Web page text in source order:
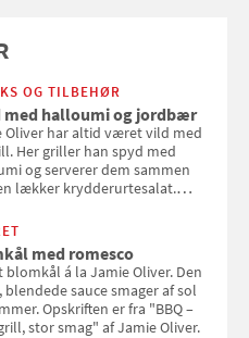
OG TILBEHØR
med halloumi og jordbær
Oliver har altid været vild med
Her griller han spyd med
og serverer dem sammen
lækker krydderurtesalat.
af Jamie Oliver.
med romesco
blomkål á la Jamie Oliver. Den
blendede sauce smager af sol
Opskriften er fra "BBQ –
stor smag" af Jamie Oliver.